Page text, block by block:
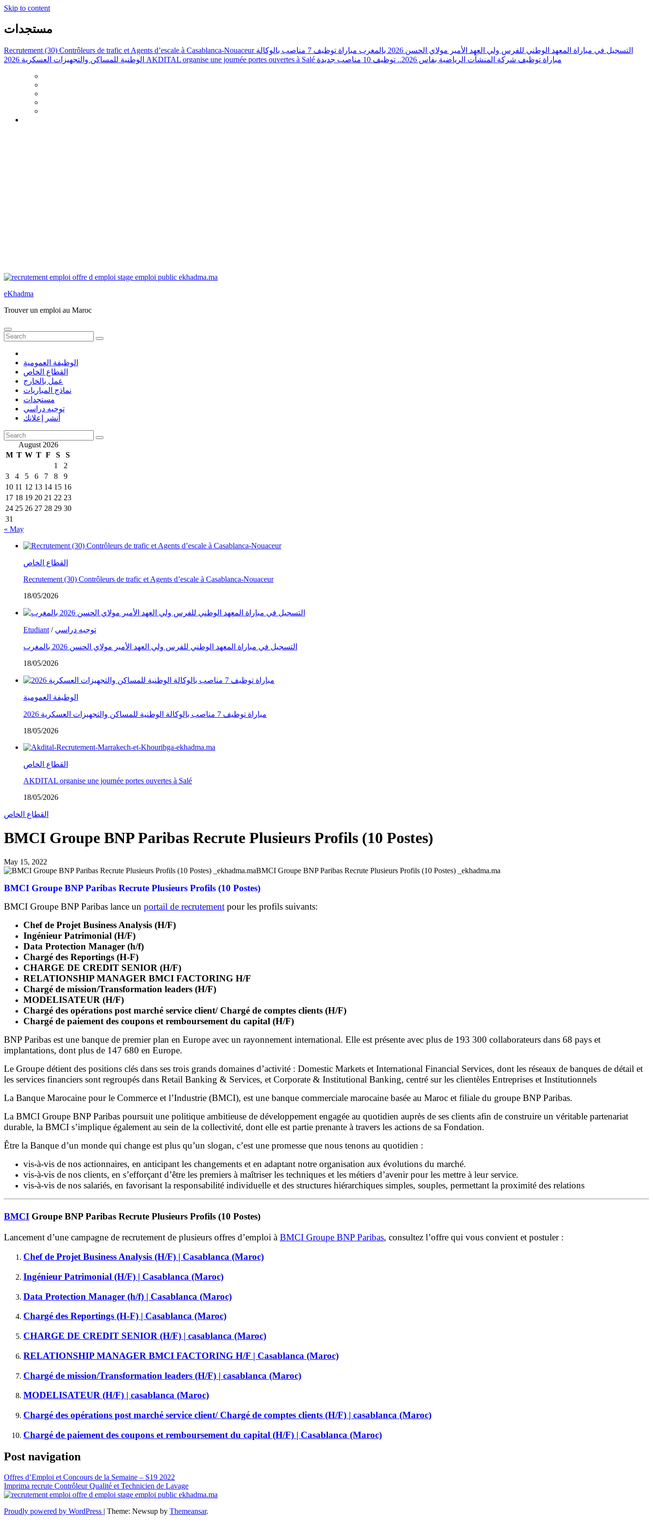
Skip to content
مستجدات
Recrutement (30) Contrôleurs de trafic et Agents d’escale à Casablanca-Nouaceur التسجيل في مباراة المعهد الوطني للفرس ولي العهد الأمير مولاي الحسن 2026 بالمغرب
مباراة توظيف 7 مناصب بالوكالة
الوطنية للمساكن والتجهيزات العسكرية 2026 AKDITAL organise une journée portes ouvertes à Salé مباراة توظيف شركة المنشآت الرياضية بفاس 2026.. توظيف 10 مناصب جديدة
eKhadma
Trouver un emploi au Maroc
الوظيفة العمومية
القطاع الخاص
عمل بالخارج
نماذج المباريات
مستجدات
توجيه دراسي
أنشر إعلانك
August 2026
M T W T F S
S
1
2
3
4 5 6 7 8
9
10 11 12 13 14 15 16
17 18 19 20 21 22 23
24 25 26 27 28 29 30
31
« May
القطاع الخاص
Recrutement (30) Contrôleurs de trafic et Agents d’escale à Casablanca-Nouaceur
18/05/2026
Etudiant / توجيه دراسي
التسجيل في مباراة المعهد الوطني للفرس ولي العهد الأمير مولاي الحسن 2026 بالمغرب
18/05/2026
الوظيفة العمومية
مباراة توظيف 7 مناصب بالوكالة الوطنية للمساكن والتجهيزات العسكرية 2026
18/05/2026
القطاع الخاص
AKDITAL organise une journée portes ouvertes à Salé
18/05/2026
القطاع الخاص
BMCI Groupe BNP Paribas Recrute Plusieurs Profils (10 Postes)
May 15, 2022
BMCI Groupe BNP Paribas Recrute Plusieurs Profils (10 Postes) _ekhadma.ma
BMCI Groupe BNP Paribas Recrute Plusieurs Profils (10 Postes)
BMCI Groupe BNP Paribas lance un portail de recrutement pour les profils suivants:
Chef de Projet Business Analysis (H/F)
Ingénieur Patrimonial (H/F)
Data Protection Manager (h/f)
Chargé des Reportings (H-F)
CHARGE DE CREDIT SENIOR (H/F)
RELATIONSHIP MANAGER BMCI FACTORING H/F
Chargé de mission/Transformation leaders (H/F)
MODELISATEUR (H/F)
Chargé des opérations post marché service client/ Chargé de comptes clients (H/F)
Chargé de paiement des coupons et remboursement du capital (H/F)
BNP Paribas est une banque de premier plan en Europe avec un rayonnement international. Elle est présente avec plus de 193 300 collaborateurs dans 68 pays et
implantations, dont plus de 147 680 en Europe.
Le Groupe détient des positions clés dans ses trois grands domaines d’activité : Domestic Markets et International Financial Services, dont les réseaux de banques de détail et
les services financiers sont regroupés dans Retail Banking & Services, et Corporate & Institutional Banking, centré sur les clientèles Entreprises et Institutionnels
La Banque Marocaine pour le Commerce et l’Industrie (BMCI), est une banque commerciale marocaine basée au Maroc et filiale du groupe BNP Paribas.
La BMCI Groupe BNP Paribas poursuit une politique ambitieuse de développement engagée au quotidien auprès de ses clients afin de construire un véritable partenariat
durable, la BMCI s’implique également au sein de la collectivité, dont elle est partie prenante à travers les actions de sa Fondation.
Être la Banque d’un monde qui change est plus qu’un slogan, c’est une promesse que nous tenons au quotidien :
vis-à-vis de nos actionnaires, en anticipant les changements et en adaptant notre organisation aux évolutions du marché.
vis-à-vis de nos clients, en s’efforçant d’être les premiers à maîtriser les techniques et les métiers d’avenir pour les mettre à leur service.
vis-à-vis de nos salariés, en favorisant la responsabilité individuelle et des structures hiérarchiques simples, souples, permettant la proximité des relations
BMCI Groupe BNP Paribas Recrute Plusieurs Profils (10 Postes)
Lancement d’une campagne de recrutement de plusieurs offres d’emploi à BMCI Groupe BNP Paribas, consultez l’offre qui vous convient et postuler :
Chef de Projet Business Analysis (H/F) | Casablanca (Maroc)
Ingénieur Patrimonial (H/F) | Casablanca (Maroc)
Data Protection Manager (h/f) | Casablanca (Maroc)
Chargé des Reportings (H-F) | Casablanca (Maroc)
CHARGE DE CREDIT SENIOR (H/F) | casablanca (Maroc)
RELATIONSHIP MANAGER BMCI FACTORING H/F | Casablanca (Maroc)
Chargé de mission/Transformation leaders (H/F) | casablanca (Maroc)
MODELISATEUR (H/F) | casablanca (Maroc)
Chargé des opérations post marché service client/ Chargé de comptes clients (H/F) | casablanca (Maroc)
Chargé de paiement des coupons et remboursement du capital (H/F) | Casablanca (Maroc)
Post navigation
Offres d’Emploi et Concours de la Semaine – S19 2022
Imprima recrute Contrôleur Qualité et Technicien de Lavage
Proudly powered by WordPress | Theme: Newsup by Themeansar.